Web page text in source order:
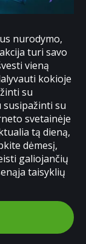
nurodymo,
turi savo
vieną
kokioje
su
susipažinti su
svetainėje
tą dieną,
dėmesį,
galiojančių
taisyklių